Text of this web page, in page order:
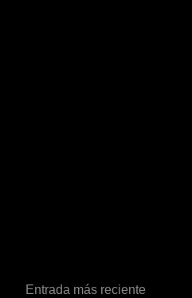
Entrada más reciente